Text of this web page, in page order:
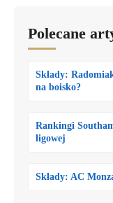
Polecane
Składy:
na boisko?
Rankingi
ligowej
Składy: AC